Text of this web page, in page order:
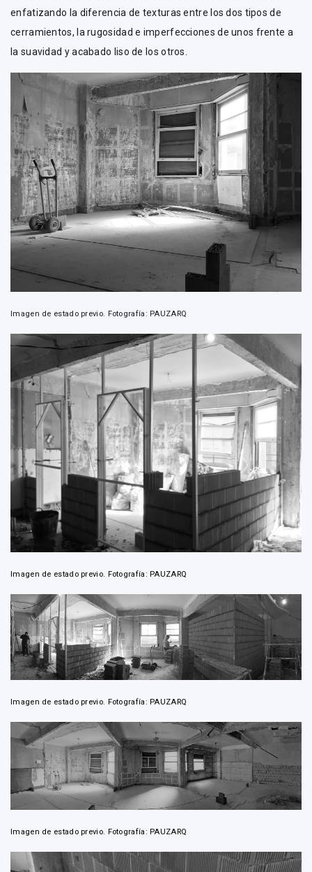
enfatizando la diferencia de texturas entre los dos tipos de
cerramientos, la rugosidad e imperfecciones de unos frente a
la suavidad y acabado liso de los otros.
Imagen de estado previo. Fotografía: PAUZARQ
Imagen de estado previo. Fotografía: PAUZARQ
Imagen de estado previo. Fotografía: PAUZARQ
Imagen de estado previo. Fotografía: PAUZARQ